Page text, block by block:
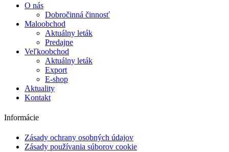
O nás
Dobročinná činnosť
Maloobchod
Aktuálny leták
Predajne
Veľkoobchod
Aktuálny leták
Export
E-shop
Aktuality
Kontakt
Informácie
Zásady ochrany osobných údajov
Zásady používania súborov cookie